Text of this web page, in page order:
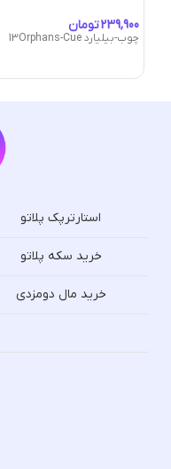
تومان
چوب-بیلیارد 13Orphans-Cue
استارترپک پلاتو
خرید سکه پلاتو
خرید مال دومزدی